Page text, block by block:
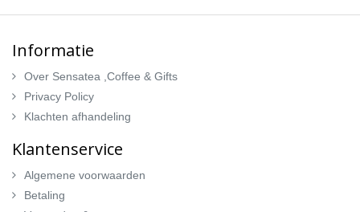
Informatie
Over Sensatea ,Coffee & Gifts
Privacy Policy
Klachten afhandeling
Klantenservice
Algemene voorwaarden
Betaling